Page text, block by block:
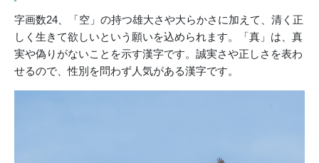
字画数24、「空」の持つ雄大さや大らかさに加えて、清く正
しく生きて欲しいという願いを込められます。「真」は、真
実や偽りがないことを示す漢字です。誠実さや正しさを表わ
せるので、性別を問わず人気がある漢字です。